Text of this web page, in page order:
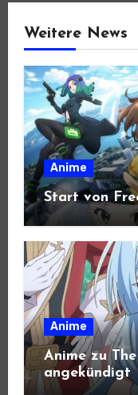
Weitere News
Anime
Start von
Anime
Anime zu
angekündigt